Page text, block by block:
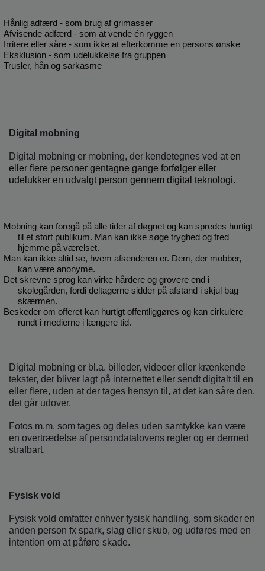
Hånlig adfærd - som brug af grimasser
Afvisende adfærd - som at vende én ryggen
Irritere eller såre - som ikke at efterkomme en persons ønske
Eksklusion - som udelukkelse fra gruppen
Trusler, hån og sarkasme
Digital mobning
Digital mobning er mobning, der kendetegnes ved aten
eller flere personer gentagne gange forfølger eller
udelukker en udvalgt person gennem digital teknologi.
Mobning kan foregå på alle tider af døgnet og kan spredes hurtigt
til et stort publikum. Man kan ikke søge tryghed og fred
hjemme på værelset.
Man kan ikke altid se, hvem afsenderen er. Dem, der mobber,
kan være anonyme.
Det skrevne sprog kan virke hårdere og grovere end i
skolegården, fordi deltagerne sidder på afstand i skjul bag
skærmen.
Beskeder om offeret kan hurtigt offentliggøres og kan cirkulere
rundt i medierne i længere tid.
Digital mobning er bl.a. billeder, videoer eller krænkende
tekster, der bliver lagt på internettet eller sendt digitalt til en
eller flere, uden at der tages hensyn til, at det kan såre den,
det går udover.
Fotos m.m. som tages og deles uden samtykke kan være
en overtrædelse af persondatalovens regler og er dermed
strafbart.
Fysisk vold
Fysisk vold omfatter enhver fysisk handling, som skader en
anden person fx spark, slag eller skub, og udføres med en
intention om at påføre skade.